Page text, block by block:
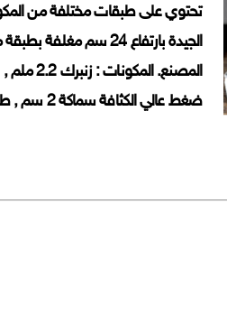
تحتوي على طبقات مختلفة من
الجيدة بارتفاع 24
ضغط عالي الكثافة سماكة 2 سم , طبقة قماش غير منسوج عازل للعفونة ومساعد على تماسك التطريز, طبقة بوليستر 2سم.